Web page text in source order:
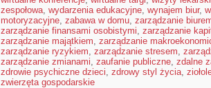
zespołowa, wydarzenia edukacyjne, wynajem biur,
motoryzacyjne, zabawa w domu, zarządzanie
zarządzanie finansami osobistymi, zarządzanie
zarządzanie majątkiem, zarządzanie
zarządzanie ryzykiem, zarządzanie stresem,
zarządzanie zmianami, zaufanie publiczne, zdalne
zdrowie psychiczne dzieci, zdrowy styl życia,
zwierzęta gospodarskie